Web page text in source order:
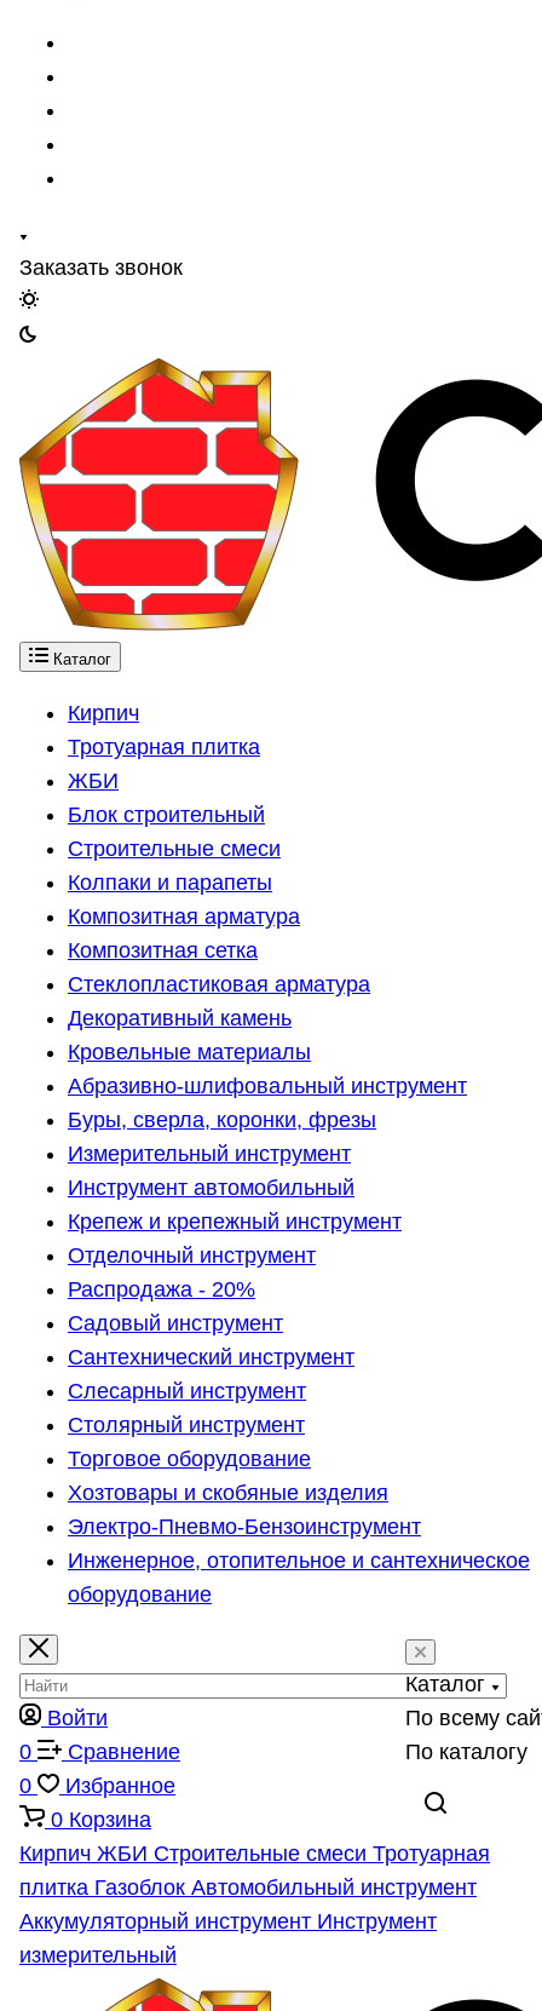
Заказать звонок
Каталог
Кирпич
Тротуарная плитка
ЖБИ
Блок строительный
Строительные смеси
Колпаки и парапеты
Композитная арматура
Композитная сетка
Стеклопластиковая арматура
Декоративный камень
Кровельные материалы
Абразивно-шлифовальный инструмент
Буры, сверла, коронки, фрезы
Измерительный инструмент
Инструмент автомобильный
Крепеж и крепежный инструмент
Отделочный инструмент
Распродажа - 20%
Садовый инструмент
Сантехнический инструмент
Слесарный инструмент
Столярный инструмент
Торговое оборудование
Хозтовары и скобяные изделия
Электро-Пневмо-Бензоинструмент
Инженерное, отопительное и сантехническое
оборудование
Каталог
По всему
По каталогу
Войти
0
Сравнение
0
Избранное
0 Корзина
Кирпич ЖБИ Строительные смеси Тротуарная
плитка Газоблок Автомобильный инструмент
Аккумуляторный инструмент Инструмент
измерительный